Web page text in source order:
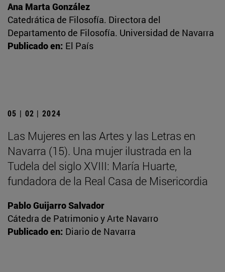
Ana Marta González
Catedrática de Filosofía. Directora del
Departamento de Filosofía. Universidad de Navarra
Publicado en: El País
05 | 02 | 2024
Las Mujeres en las Artes y las Letras en
Navarra (15). Una mujer ilustrada en la
Tudela del siglo XVIII: María Huarte,
fundadora de la Real Casa de Misericordia
Pablo Guijarro Salvador
Cátedra de Patrimonio y Arte Navarro
Publicado en: Diario de Navarra